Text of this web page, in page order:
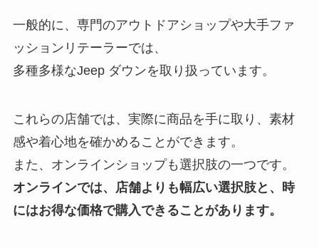
一般的に、専門のアウトドアショップや大手ファ
ッションリテーラーでは、
多種多様なJeep ダウンを取り扱っています。
これらの店舗では、実際に商品を手に取り、素材
感や着心地を確かめることができます。
また、オンラインショップも選択肢の一つです。
オンラインでは、店舗よりも幅広い選択肢と、時
にはお得な価格で購入できることがあります。